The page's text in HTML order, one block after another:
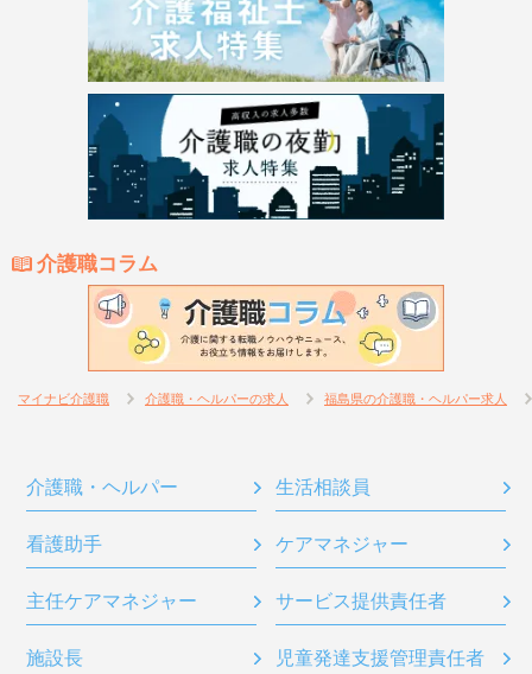
介護職コラム
マイナビ介護職 介護職・ヘルパーの求人 福島県の介護職・ヘルパー求人
介護職・ヘルパー 生活相談員
看護助手 ケアマネジャー
主任ケアマネジャー サービス提供責任者
施設長 児童発達支援管理責任者